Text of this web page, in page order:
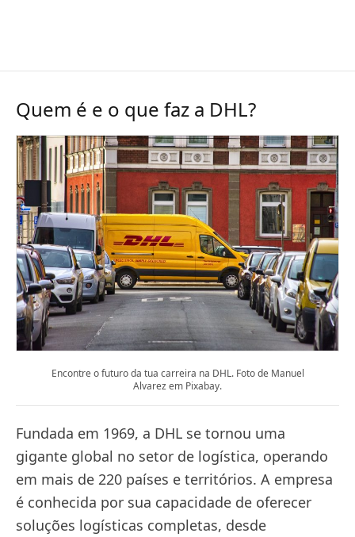
Quem é e o que faz a DHL?
Encontre o futuro da tua carreira na DHL. Foto de Manuel
Alvarez em Pixabay.
Fundada em 1969, a DHL se tornou uma
gigante global no setor de logística, operando
em mais de 220 países e territórios. A empresa
é conhecida por sua capacidade de oferecer
soluções logísticas completas, desde